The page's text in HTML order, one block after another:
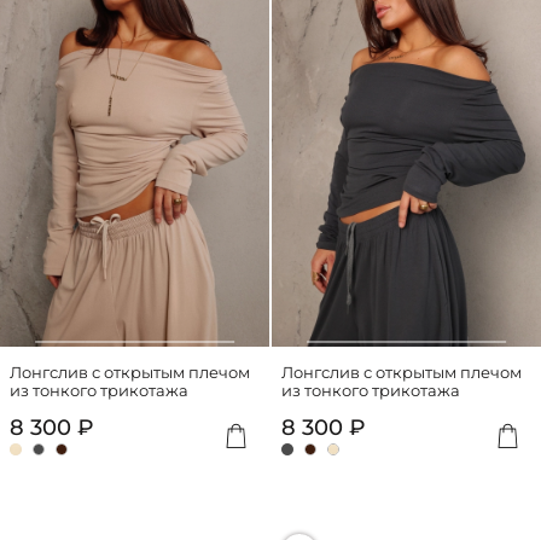
Лонгслив с открытым плечом
из тонкого трикотажа
8 300 ₽
Лонгслив с открытым плечом
из тонкого трикотажа
8 300 ₽